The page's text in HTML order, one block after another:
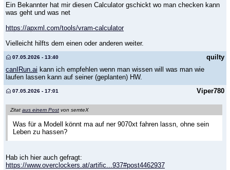
Ein Bekannter hat mir diesen Calculator gschickt wo man checken kann
was geht und was net
https://apxml.com/tools/vram-calculator
Vielleicht hilfts dem einen oder anderen weiter.
quilty
07.05.2026 - 13:40
canIRun.ai kann ich empfehlen wenn man wissen will was man wie
laufen lassen kann auf seiner (geplanten) HW.
Viper780
07.05.2026 - 17:01
Zitat aus einem Post von semteX
Was für a Modell könnt ma auf ner 9070xt fahren lassn, ohne sein
Leben zu hassen?
Hab ich hier auch gefragt:
https://www.overclockers.at/artific...937#post4462937